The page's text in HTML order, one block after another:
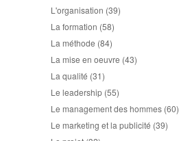
L'organisation (39)
La formation (58)
La méthode (84)
La mise en oeuvre (43)
La qualité (31)
Le leadership (55)
Le management des hommes (60)
Le marketing et la publicité (39)